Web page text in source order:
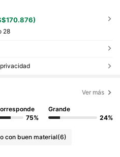
28
Ver más
75%
Grande
24%
con buen material(6)